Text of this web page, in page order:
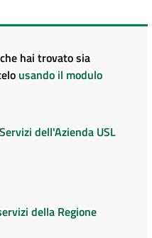
hai trovato sia
usando il modulo
dell'Azienda USL
della Regione